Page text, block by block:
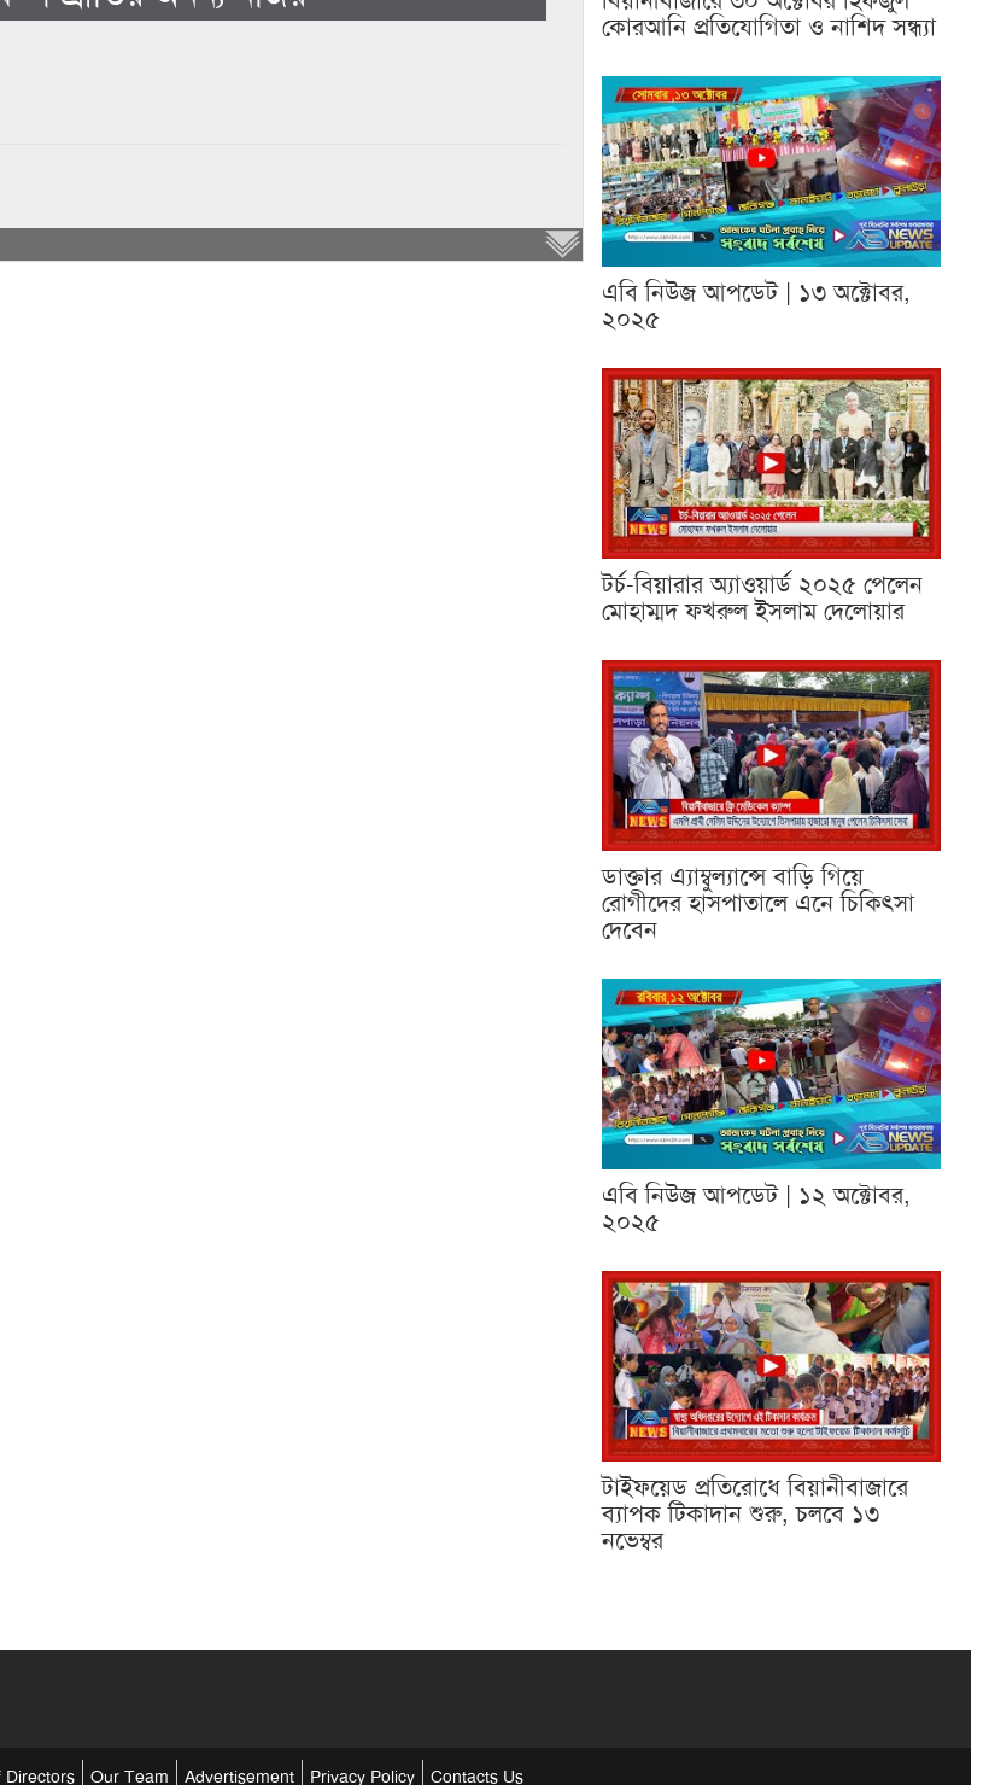
কোরআনি প্রতিযোগিতা ও নাশিদ সন্ধ্যা
এবি নিউজ আপডেট | ১৩ অক্টোবর,
২০২৫
টর্চ-বিয়ারার অ্যাওয়ার্ড ২০২৫ পেলেন
মোহাম্মদ ফখরুল ইসলাম দেলোয়ার
ডাক্তার এ্যাম্বুল্যান্সে বাড়ি গিয়ে
রোগীদের হাসপাতালে এনে চিকিৎসা
দেবেন
এবি নিউজ আপডেট | ১২ অক্টোবর,
২০২৫
টাইফয়েড প্রতিরোধে বিয়ানীবাজারে
ব্যাপক টিকাদান শুরু, চলবে ১৩
নভেম্বর
Directors Our Team Advertisement Privacy Policy Contacts Us